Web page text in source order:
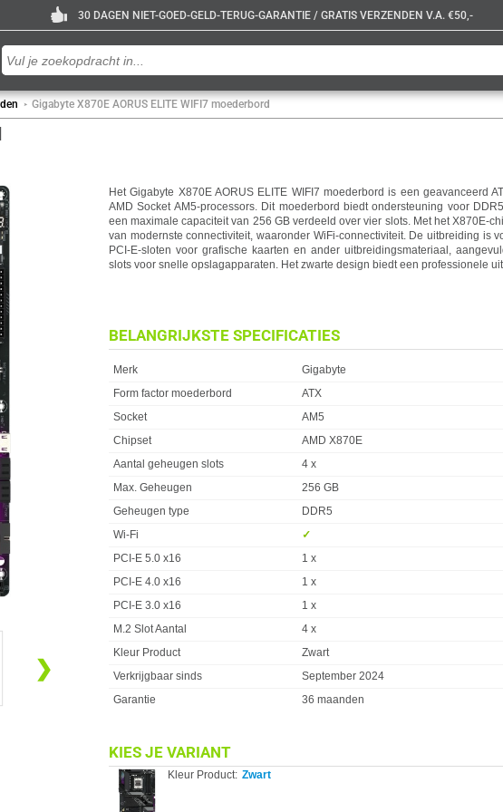
30 DAGEN NIET-GOED-GELD-TERUG-GARANTIE / GRATIS VERZENDEN V.A. €50,-
Gigabyte X870E AORUS ELITE WIFI7 moederbord
❯
Het Gigabyte X870E AORUS ELITE WIFI7 moederbord is een geavanceerd
AMD Socket AM5-processors. Dit moederbord biedt ondersteuning voor
een maximale capaciteit van 256 GB verdeeld over vier slots. Met het X870E-
van modernste connectiviteit, waaronder WiFi-connectiviteit. De uitbreiding is
PCI-E-sloten voor grafische kaarten en ander uitbreidingsmateriaal,
slots voor snelle opslagapparaten. Het zwarte design biedt een professionele
BELANGRIJKSTE SPECIFICATIES
Eigenschap
Merk
Gigabyte
Form factor moederbord
ATX
Socket
AM5
Chipset
AMD X870E
Aantal geheugen slots
4 x
Max. Geheugen
256 GB
Geheugen type
DDR5
Wi-Fi
✓︎
PCI-E 5.0 x16
1 x
PCI-E 4.0 x16
1 x
PCI-E 3.0 x16
1 x
M.2 Slot Aantal
4 x
Kleur Product
Zwart
Verkrijgbaar sinds
September 2024
Garantie
36 maanden
KIES JE VARIANT
Kleur Product: Zwart